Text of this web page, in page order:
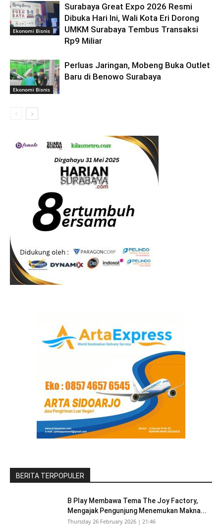
Ekonomi Bisnis
Surabaya Great Expo 2026 Resmi
Dibuka Hari Ini, Wali Kota Eri Dorong
UMKM Surabaya Tembus Transaksi
Rp9 Miliar
Ekonomi Bisnis
Perluas Jaringan, Mobeng Buka Outlet
Baru di Benowo Surabaya
BERITA TERPOPULER
B Play Membawa Tema The Joy Factory,
Mengajak Pengunjung Menemukan Makna...
Thursday 26 February 2026 | 21:46